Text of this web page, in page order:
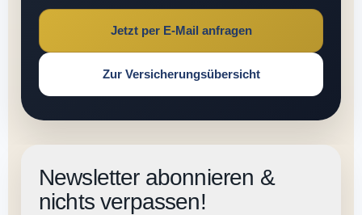
Jetzt per E-Mail anfragen
Zur Versicherungsübersicht
Newsletter abonnieren &
nichts verpassen!